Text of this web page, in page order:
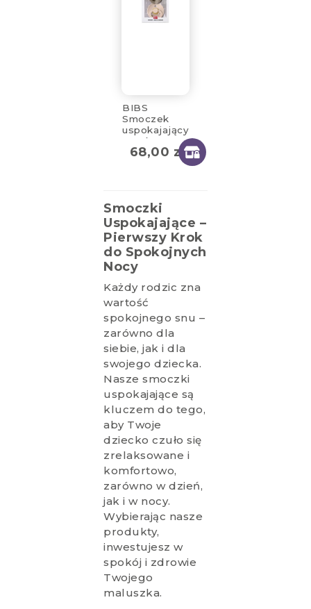
BIBS
Smoczek
uspokajający
2-pak
kauczuk
68,00 zł
Smoczki
Uspokajające –
Pierwszy Krok
do Spokojnych
Nocy
Każdy rodzic zna
wartość
spokojnego snu –
zarówno dla
siebie, jak i dla
swojego dziecka.
Nasze smoczki
uspokajające są
kluczem do tego,
aby Twoje
dziecko czuło się
zrelaksowane i
komfortowo,
zarówno w dzień,
jak i w nocy.
Wybierając nasze
produkty,
inwestujesz w
spokój i zdrowie
Twojego
maluszka.